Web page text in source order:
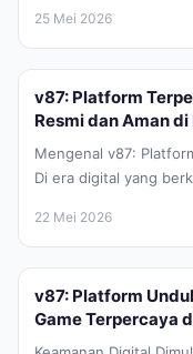
25 Mei 2026
v87: Platform
Resmi dan Aman
Mengenal v87:
Di era digital yang
22 Mei 2026
v87: Platform
Game Terpercaya